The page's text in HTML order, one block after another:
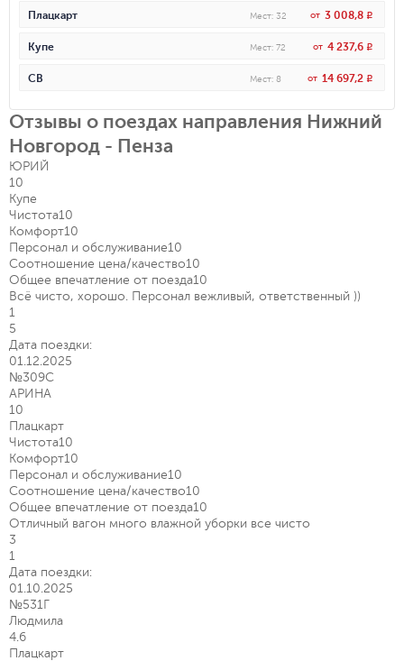
Плацкарт Мест: 32 от 3 008,8 R
Купе Мест: 72 от 4 237,6 R
СВ Мест: 8 от 14 697,2 R
Отзывы о поездах направления Нижний
Новгород - Пенза
ЮРИЙ
10
Купе
Чистота10
Комфорт10
Персонал и обслуживание10
Соотношение цена/качество10
Общее впечатление от поезда10
Всё чисто, хорошо. Персонал вежливый, ответственный ))
1
5
Дата поездки:
01.12.2025
№309С
АРИНА
10
Плацкарт
Чистота10
Комфорт10
Персонал и обслуживание10
Соотношение цена/качество10
Общее впечатление от поезда10
Отличный вагон много влажной уборки все чисто
3
1
Дата поездки:
01.10.2025
№531Г
Людмила
4.6
Плацкарт